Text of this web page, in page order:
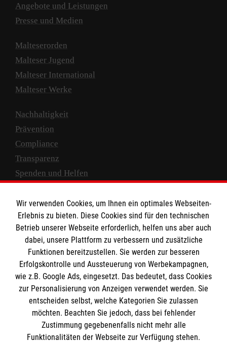
Angebote und Leistungen
Presse und Medien
Malteserorden
Malteser Jugend
Malteser International
Malteser Werke
Nachhaltigkeit
Prävention
Compliance
Transparenz
Spenden und Helfen
Empfänger: Malteser Hilfsdienst e.V.
IBAN: DE10 3706 0120 1201 2000 12
BIC: GENODED 1PA7
Wir verwenden Cookies, um Ihnen ein optimales Webseiten-
Erlebnis zu bieten. Diese Cookies sind für den technischen
Betrieb unserer Webseite erforderlich, helfen uns aber auch
dabei, unsere Plattform zu verbessern und zusätzliche
Funktionen bereitzustellen. Sie werden zur besseren
Erfolgskontrolle und Aussteuerung von Werbekampagnen,
wie z.B. Google Ads, eingesetzt. Das bedeutet, dass Cookies
zur Personalisierung von Anzeigen verwendet werden. Sie
entscheiden selbst, welche Kategorien Sie zulassen
möchten. Beachten Sie jedoch, dass bei fehlender
Zustimmung gegebenenfalls nicht mehr alle
Funktionalitäten der Webseite zur Verfügung stehen.